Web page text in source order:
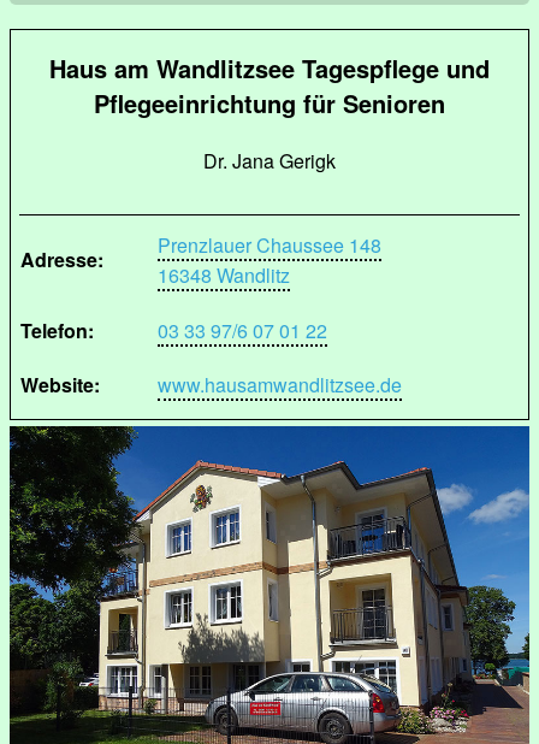
Haus am Wandlitzsee Tagespflege und
Pflegeeinrichtung für Senioren
Dr. Jana Gerigk
Adresse:
Prenzlauer Chaussee 148
16348 Wandlitz
Telefon:
03 33 97/6 07 01 22
Website:
www.hausamwandlitzsee.de